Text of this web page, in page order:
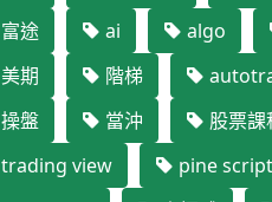
富途
ai algo
美期
階梯
操盤
當沖 股票課
trading view
pine script